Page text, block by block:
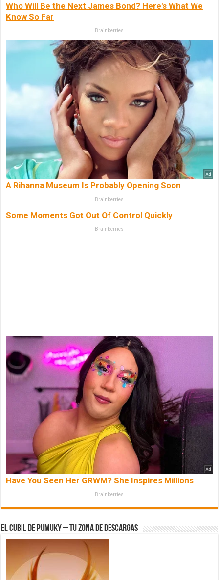
Who Will Be the Next James Bond? Here's What We
Know So Far
Brainberries
A Rihanna Museum Is Probably Opening Soon
Brainberries
Some Moments Got Out Of Control Quickly
Brainberries
Have You Seen Her GRWM? She Inspires Millions
Brainberries
El Cubil de Pumuky – Tu zona de Descargas